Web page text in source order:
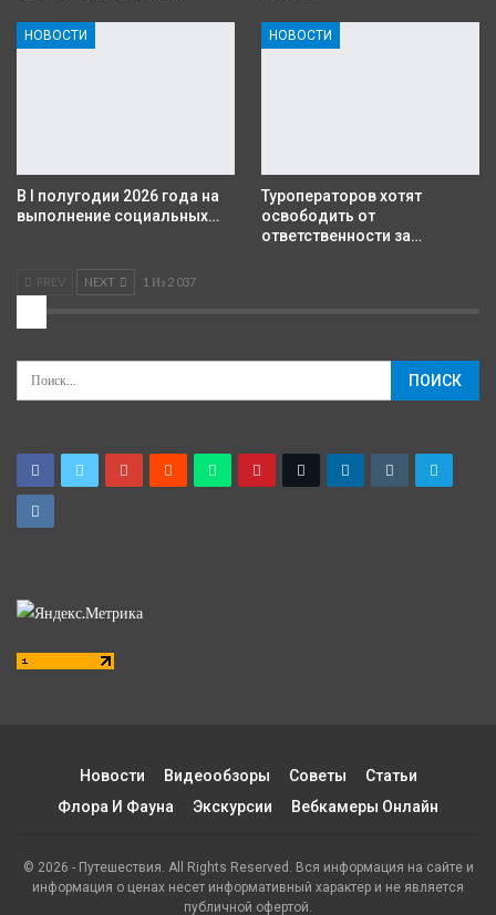
НОВОСТИ
В I полугодии 2026 года на
выполнение социальных…
НОВОСТИ
Туроператоров хотят
освободить от
ответственности за…
PREV NEXT 1 Из 2 037
Новости Видеообзоры Советы
Статьи
Флора И Фауна
Экскурсии Вебкамеры Онлайн
© 2026 - Путешествия. All Rights Reserved. Вся информация на сайте и
информация о ценах несет информативный характер и не является
публичной офертой.